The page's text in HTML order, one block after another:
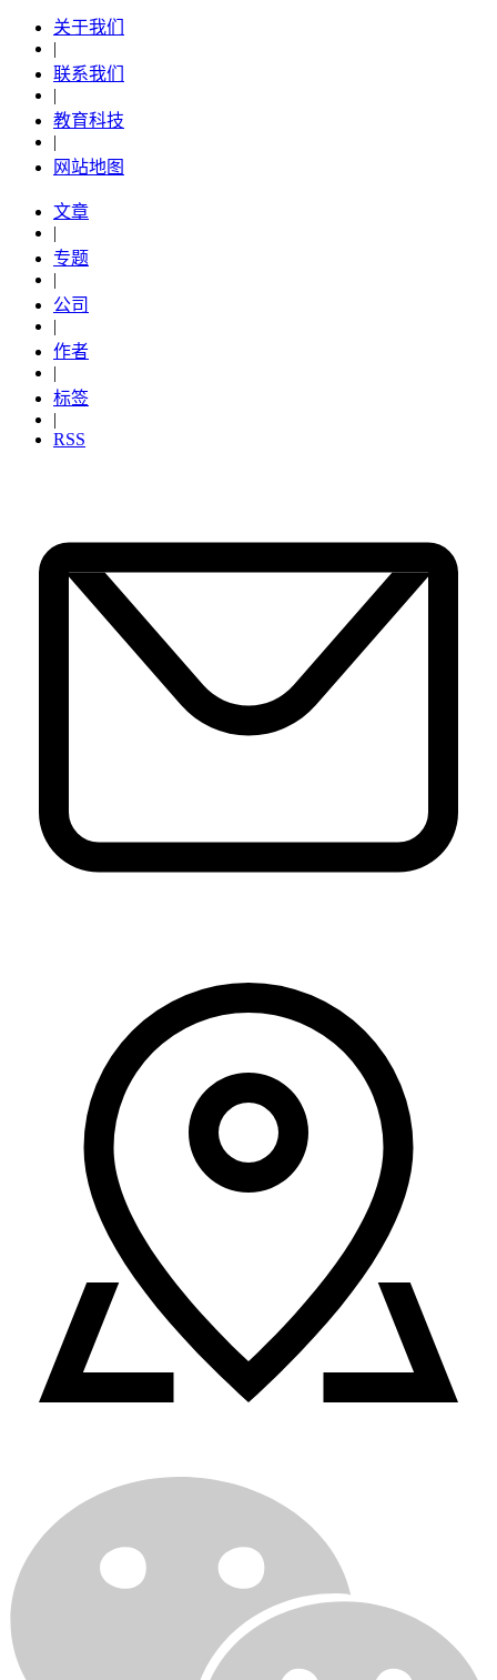
关于我们
|
联系我们
|
教育科技
|
网站地图
文章
|
专题
|
公司
|
作者
|
标签
|
RSS